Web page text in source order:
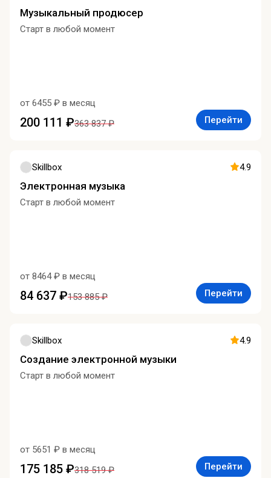
Музыкальный продюсер
Старт в любой момент
от 6455 ₽ в месяц
200 111 ₽363 837 ₽ Перейти
Skillbox 4.9
Электронная музыка
Старт в любой момент
от 8464 ₽ в месяц
84 637 ₽153 885 ₽ Перейти
Skillbox 4.9
Создание электронной музыки
Старт в любой момент
от 5651 ₽ в месяц
175 185 ₽318 519 ₽ Перейти